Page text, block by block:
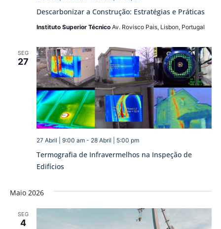
Descarbonizar a Construção: Estratégias e Práticas
Instituto Superior Técnico Av. Rovisco Pais, Lisbon, Portugal
SEG
27
Termografia de Infravermelhos na Inspeção de
Edifícios
27 Abril | 9:00 am- 28 Abril | 5:00 pm
Maio 2026
SEG
4